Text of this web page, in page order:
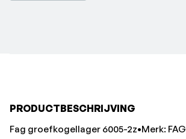
PRODUCTBESCHRIJVING
Fag groefkogellager 6005-2z•Merk: FAG